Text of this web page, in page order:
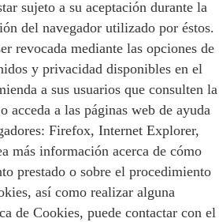
sujeto a su aceptación durante la
del navegador utilizado por éstos.
revocada mediante las opciones de
y privacidad disponibles en el
a sus usuarios que consulten la
acceda a las páginas web de ayuda
Firefox, Internet Explorer,
más información acerca de cómo
prestado o sobre el procedimiento
así como realizar alguna
de Cookies, puede contactar con el